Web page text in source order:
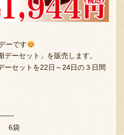
ーです
デーセット」を販売します。
ーセットを22日～24日の３日間
6袋